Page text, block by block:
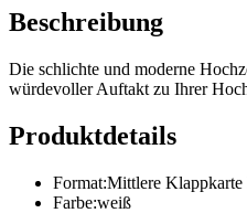
Beschreibung
Die schlichte und moderne
würdevoller Auftakt zu Ihrer
Produktdetails
Format:Mittlere Klappkarte
Farbe:weiß